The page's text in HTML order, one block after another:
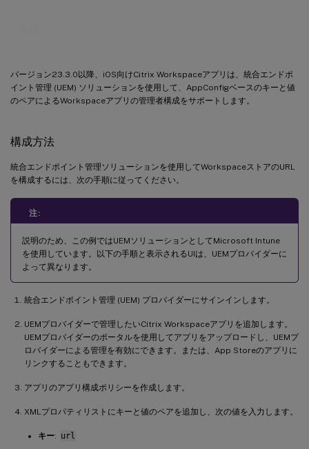
バージョン23.3.0以降、iOS向けCitrix Workspaceアプリは、統合エンドポ
イント管理 (UEM) ソリューションを使用して、AppConfigベースのキーと値
のペアによるWorkspaceアプリの管理者構成をサポートします。
構成方法
統合エンドポイント管理ソリューションを使用してWorkspaceストアのURL
を構成するには、次の手順に従ってください。
注:
説明のため、この例ではUEMソリューションとしてMicrosoft Intune
を使用しています。以下の手順と表示されるUIは、UEMプロバイダーに
よって異なります。
統合エンドポイント管理 (UEM) プロバイダーにサインインします。
UEMプロバイダーで管理したいCitrix Workspaceアプリを追加します。
UEMプロバイダーのポータルを使用してアプリをアップロードし、UEMプ
ロバイダーによる管理を有効にできます。または、App Storeのアプリに
リンクすることもできます。
アプリのアプリ構成ポリシーを作成します。
XMLプロパティリストにキーと値のペアを追加し、次の値を入力します。
キー: url